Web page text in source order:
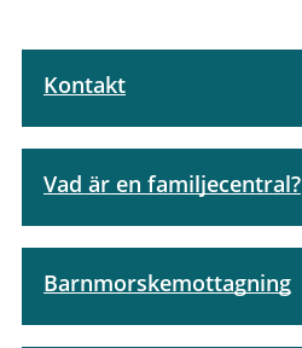
Kontakt
Vad är en familjecentral?
Barnmorskemottagning